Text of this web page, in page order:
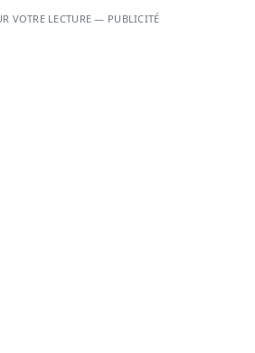
VOTRE LECTURE — PUBLICITÉ